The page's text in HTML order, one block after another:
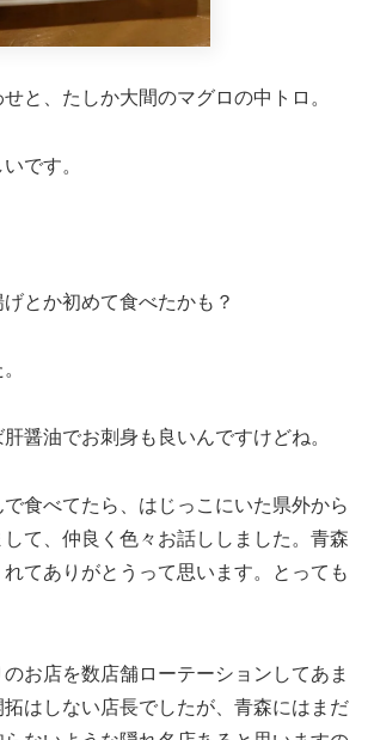
と、たしか大間のマグロの中トロ。
です。
とか初めて食べたかも？
醤油でお刺身も良いんですけどね。
食べてたら、はじっこにいた県外から
て、仲良く色々お話ししました。青森
てありがとうって思います。とっても
お店を数店舗ローテーションしてあま
拓はしない店長でしたが、青森にはまだ